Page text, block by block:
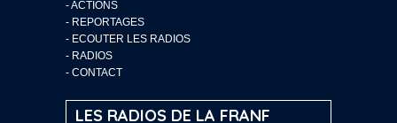
-ACTIONS
- REPORTAGES
- ECOUTER LES RADIOS
- RADIOS
- CONTACT
LES RADIOS DE LA FRANF